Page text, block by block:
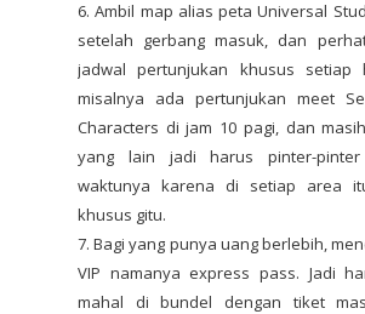
6. Ambil map alias peta Universal
setelah gerbang masuk, dan
jadwal pertunjukan khusus setiap
misalnya ada pertunjukan meet
Characters di jam 10 pagi, dan
yang lain jadi harus pinter-pinter
waktunya karena di setiap area
khusus gitu.
7. Bagi yang punya uang berlebih,
VIP namanya express pass. Jadi
mahal di bundel dengan tiket